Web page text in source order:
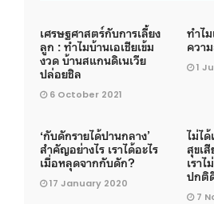
เศรษฐศาสตร์กับการเลี้ยง
ลูก : ทำไมบ้านเอเชียเข้ม
งวด บ้านสแกนดิเนเวีย
ปล่อยชิล
6 October 2021
ทำไ
ควา
1
‘กับดักรายได้ปานกลาง’
สำคัญอย่างไร เราได้อะไร
เมื่อหลุดจากกับดัก?
17 January 2020
ไม่ไ
สุขเ
เรา
ปกติ
7